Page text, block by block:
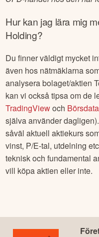
Hur kan jag lära mig
Holding?
Du finner väldigt mycket
även hos nätmäklarna
analysera bolaget/aktien
kan vi också tipsa om de
TradingViewoch Börsdata
själva använder
såväl aktuell aktiekurs
vinst, P/E-tal, utdelning
teknisk och fundamental
vill köpa aktien eller inte.